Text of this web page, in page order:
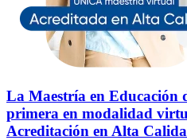
La Maestría en Educación
primera en modalidad
Acreditación en Alta